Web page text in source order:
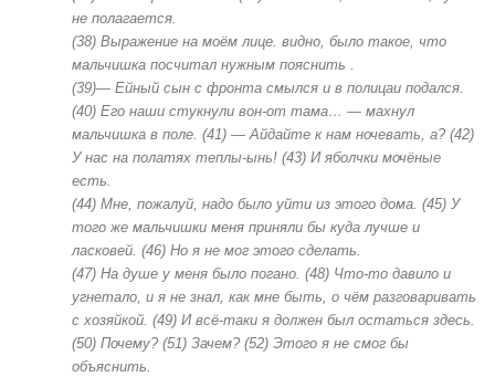
не полагается.
(38) Выражение на моём лице. видно, было такое, что
мальчишка посчитал нужным пояснить .
(39)— Ейный сын с фронта смылся и в полицаи подался.
(40) Его наши стукнули вон-от тама… — махнул
мальчишка в поле. (41) — Айдайте к нам ночевать, а? (42)
У нас на полатях теплы-ынь! (43) И яболчки мочёные
есть.
(44) Мне, пожалуй, надо было уйти из этого дома. (45) У
того же мальчишки меня приняли бы куда лучше и
ласковей. (46) Но я не мог этого сделать.
(47) На душе у меня было погано. (48) Что-то давило и
угнетало, и я не знал, как мне быть, о чём разговаривать
с хозяйкой. (49) И всё-таки я должен был остаться здесь.
(50) Почему? (51) Зачем? (52) Этого я не смог бы
объяснить.